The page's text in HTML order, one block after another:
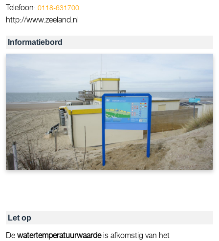
Telefoon: 0118-631700
http://www.zeeland.nl
Informatiebord
Let op
De watertemperatuurwaardeis afkomstig van het